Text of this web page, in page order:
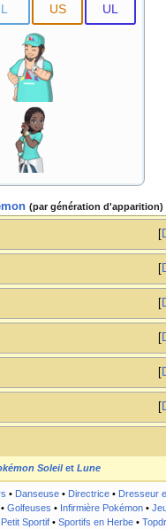
L US UL
(par génération d'apparition)
Soleilet Lune
• Danseuse • Directrice • Dresseur
• Golfeuses • Infirmière Pokémon •
Petit Sportif • Sportifs en Herbe •